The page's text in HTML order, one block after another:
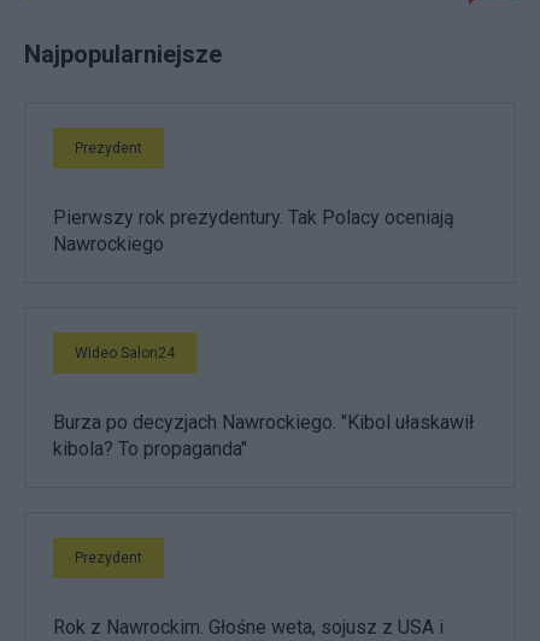
Najpopularniejsze
Prezydent
Pierwszy rok prezydentury. Tak Polacy oceniają
Nawrockiego
Wideo Salon24
Burza po decyzjach Nawrockiego. "Kibol ułaskawił
kibola? To propaganda"
Prezydent
Rok z Nawrockim. Głośne weta, sojusz z USA i